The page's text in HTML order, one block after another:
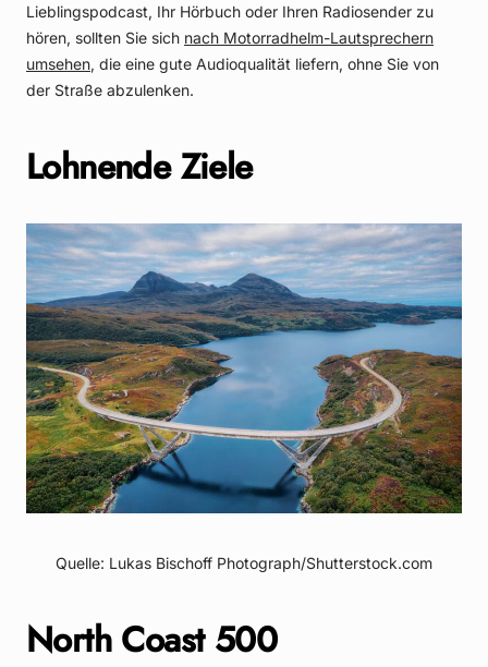
Lieblingspodcast, Ihr Hörbuch oder Ihren Radiosender zu
hören, sollten Sie sich nach Motorradhelm-Lautsprechern
umsehen, die eine gute Audioqualität liefern, ohne Sie von
der Straße abzulenken.
Lohnende Ziele
Quelle: Lukas Bischoff Photograph/Shutterstock.com
North Coast 500